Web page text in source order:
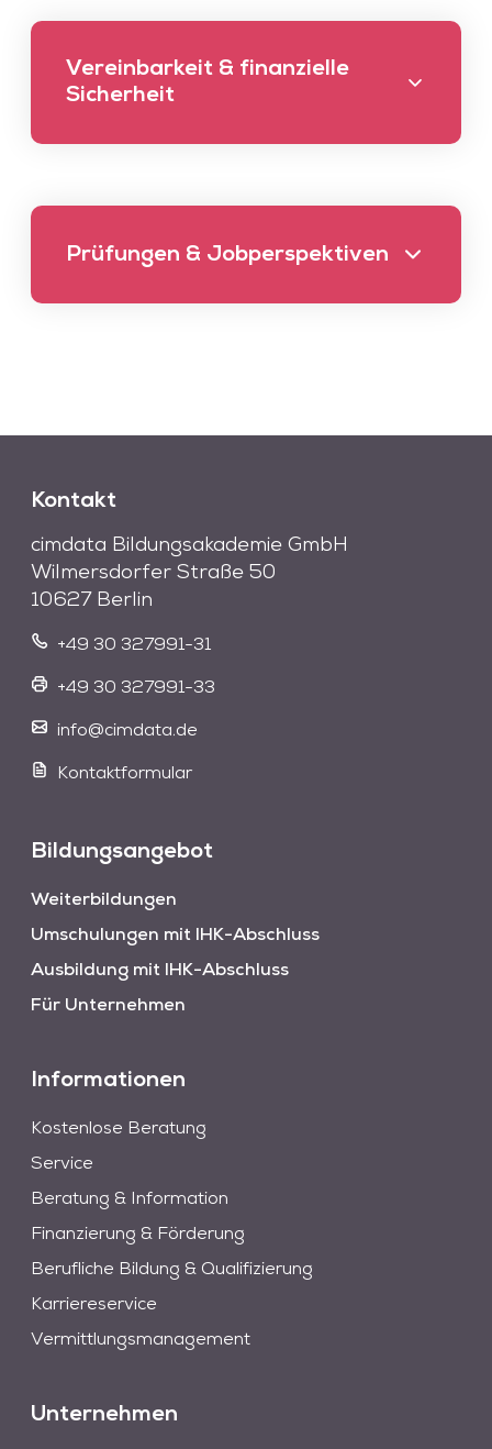
Vereinbarkeit & finanzielle
Sicherheit
Prüfungen & Jobperspektiven
Kontakt
cimdata Bildungsakademie GmbH
Wilmersdorfer Straße 50
10627 Berlin
+49 30 327991-31
+49 30 327991-33
info@cimdata.de
Kontaktformular
Bildungsangebot
Weiterbildungen
Umschulungen mit IHK-Abschluss
Ausbildung mit IHK-Abschluss
Für Unternehmen
Informationen
Kostenlose Beratung
Service
Beratung & Information
Finanzierung & Förderung
Berufliche Bildung & Qualifizierung
Karriereservice
Vermittlungsmanagement
Unternehmen